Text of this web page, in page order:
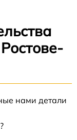
нами детали